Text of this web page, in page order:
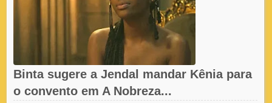
Binta sugere a Jendal mandar Kênia para
o convento em A Nobreza...